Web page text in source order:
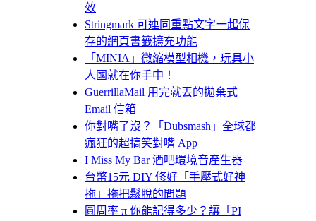
效
Stringmark 可連同重點文字一起保
存的網頁書籤擴充功能
「MINIA」微縮模型相機，玩具小
人國就在你手中！
GuerrillaMail 用完就丟的拋棄式
Email 信箱
你對嘴了沒？「Dubsmash」全球都
瘋狂的超搞笑對嘴 App
I Miss My Bar 酒吧環境音產生器
台幣15元 DIY 修好「手壓式好神
拖」拖把鬆脫的問題
圓周率 π 你能記得多少？讓「PI